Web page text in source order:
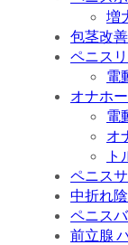
増
包茎改善
ペニス
電
オナホ
電
オ
ト
ペニス
中折れ
ペニス
前立腺